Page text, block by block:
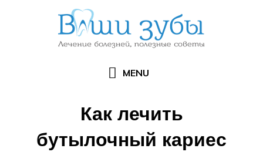
MENU
Как лечить
бутылочный кариес